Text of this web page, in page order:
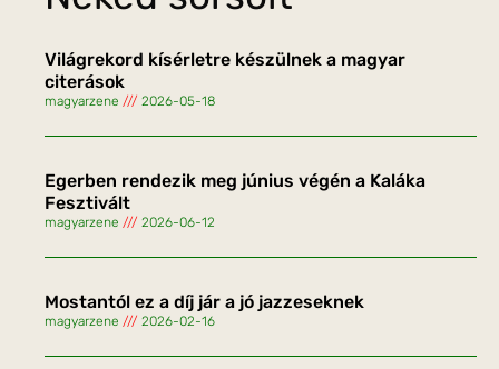
Világrekord kísérletre készülnek a magyar
citerások
magyarzene 2026-05-18
Egerben rendezik meg június végén a Kaláka
Fesztivált
magyarzene 2026-06-12
Mostantól ez a díj jár a jó jazzeseknek
magyarzene 2026-02-16